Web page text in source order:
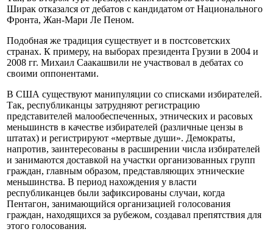
Ширак отказался от дебатов с кандидатом от Национального
Фронта, Жан-Мари Ле Пеном.
Подобная же традиция существует и в постсоветских
странах. К примеру, на выборах президента Грузии в 2004 и
2008 гг. Михаил Саакашвили не участвовал в дебатах со
своими оппонентами.
В США существуют манипуляции со списками избирателей.
Так, республиканцы затрудняют регистрацию
представителей малообеспеченных, этнических и расовых
меньшинств в качестве избирателей (различные цензы в
штатах) и регистрируют «мертвые души». Демократы,
напротив, заинтересованы в расширении числа избирателей
и занимаются доставкой на участки организованных групп
граждан, главным образом, представляющих этнические
меньшинства. В период нахождения у власти
республиканцев были зафиксированы случаи, когда
Пентагон, занимающийся организацией голосования
граждан, находящихся за рубежом, создавал препятствия для
этого голосования.